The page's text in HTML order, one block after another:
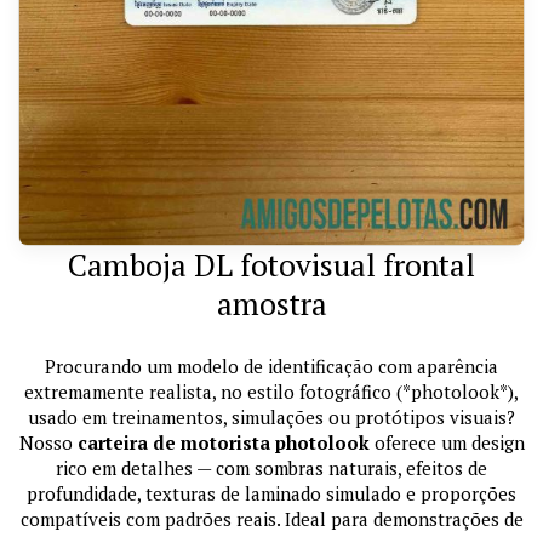
Camboja DL fotovisual frontal
amostra
Procurando um modelo de identificação com aparência
extremamente realista, no estilo fotográfico (*photolook*),
usado em treinamentos, simulações ou protótipos visuais?
Nosso carteira de motorista photolookoferece um design
rico em detalhes — com sombras naturais, efeitos de
profundidade, texturas de laminado simulado e proporções
compatíveis com padrões reais. Ideal para demonstrações de